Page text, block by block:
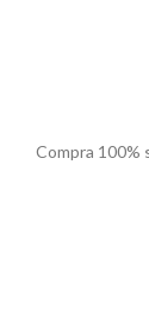
Compra 100%